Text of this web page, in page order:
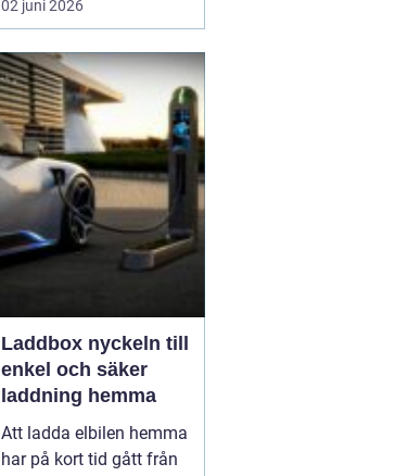
körkortet. I stället för att
över flera månader
samlas teori och
praktiska moment under
ett...
02 juni 2026
Laddbox nyckeln till
enkel och säker
laddning hemma
Att ladda elbilen hemma
har på kort tid gått från